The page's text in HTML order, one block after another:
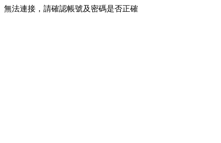
無法連接，請確認帳號及密碼是否正確